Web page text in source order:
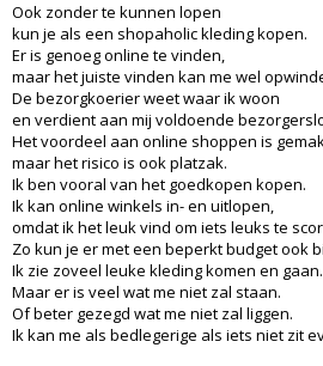
Ook zonder te kunnen lopen
kun je als een shopaholic kleding kopen.
Er is genoeg online te vinden,
maar het juiste vinden kan me wel
De bezorgkoerier weet waar ik woon
en verdient aan mij voldoende
Het voordeel aan online shoppen is
maar het risico is ook platzak.
Ik ben vooral van het goedkopen kopen.
Ik kan online winkels in- en uitlopen,
omdat ik het leuk vind om iets leuks te
Zo kun je er met een beperkt budget ook
Ik zie zoveel leuke kleding komen en gaan.
Maar er is veel wat me niet zal staan.
Of beter gezegd wat me niet zal liggen.
Ik kan me als bedlegerige als iets niet zit